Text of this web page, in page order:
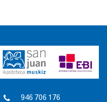
946 706 176